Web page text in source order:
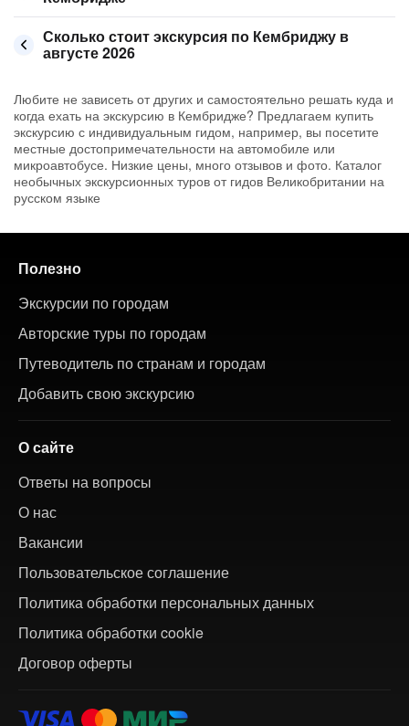
Сколько стоит экскурсия по Кембриджу в
августе 2026
Любите не зависеть от других и самостоятельно решать куда и
когда ехать на экскурсию в Кембридже? Предлагаем купить
экскурсию с индивидуальным гидом, например, вы посетите
местные достопримечательности на автомобиле или
микроавтобусе. Низкие цены, много отзывов и фото. Каталог
необычных экскурсионных туров от гидов Великобритании на
русском языке
Полезно
Экскурсии по городам
Авторские туры по городам
Путеводитель по странам и городам
Добавить свою экскурсию
О сайте
Ответы на вопросы
О нас
Вакансии
Пользовательское соглашение
Политика обработки персональных данных
Политика обработки cookie
Договор оферты